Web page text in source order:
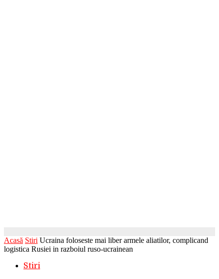
Acasă Stiri Ucraina foloseste mai liber armele aliatilor, complicand
logistica Rusiei in razboiul ruso-ucrainean
Stiri